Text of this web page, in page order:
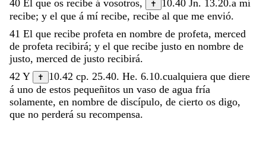
40 El que os recibe á vosotros, ✝ 10.40 Jn. 13.20.a mí
recibe; y el que á mí recibe, recibe al que me envió.
41 El que recibe profeta en nombre de profeta, merced
de profeta recibirá; y el que recibe justo en nombre de
justo, merced de justo recibirá.
42 Y ✝ 10.42 cp. 25.40. He. 6.10.cualquiera que diere
á uno de estos pequeñitos un vaso de agua fría
solamente, en nombre de discípulo, de cierto os digo,
que no perderá su recompensa.